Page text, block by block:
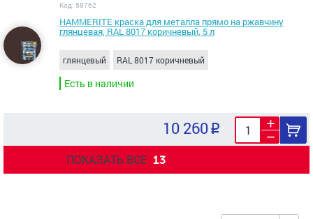
Код: 58762
HAMMERITE краска для металла прямо на ржавчину
глянцевая, RAL 8017 коричневый, 5 л
глянцевый RAL 8017 коричневый
Есть в наличии
10 260
ПОКАЗАТЬ ВСЕ 13